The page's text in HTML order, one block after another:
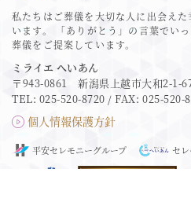
私たちはご葬儀を大切な人に出会え
います。
「ありがとう」の言葉でい
葬儀をご提案しています。
ミライエ へいあん
〒943-0861 新潟県上越市大和2-1-
TEL: 025-520-8720 / FAX: 025-520-
個人情報保護方針
平安セレモニーグループ セ